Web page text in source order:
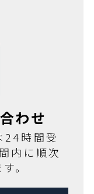
わせ
24時間受
内に順次
。